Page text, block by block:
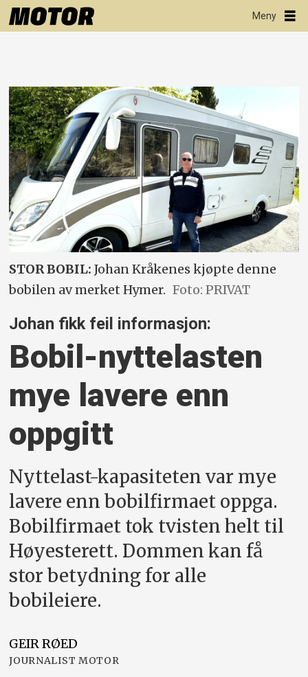
STOR BOBIL: Johan Kråkenes kjøpte denne
bobilen av merket Hymer. Foto: PRIVAT
Johan fikk feil informasjon:
Bobil-nyttelasten
mye lavere enn
oppgitt
Nyttelast-kapasiteten var mye
lavere enn bobilfirmaet oppga.
Bobilfirmaet tok tvisten helt til
Høyesterett. Dommen kan få
stor betydning for alle
bobileiere.
GEIRRØED
JOURNALIST MOTOR